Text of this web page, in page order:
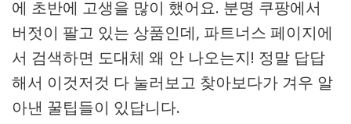
에 초반에 고생을 많이 했어요. 분명 쿠팡에서
버젓이 팔고 있는 상품인데, 파트너스 페이지에
서 검색하면 도대체 왜 안 나오는지! 정말 답답
해서 이것저것 다 눌러보고 찾아보다가 겨우 알
아낸 꿀팁들이 있답니다.